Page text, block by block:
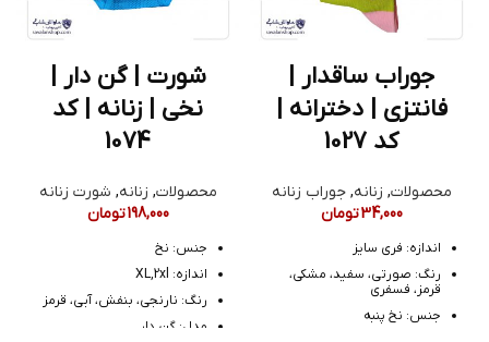
جوراب ساقدار |
فانتزی | دخترانه |
کد 1027
محصولات, زنانه,جوراب زنانه
34,000تومان
اندازه: فری سایز
رنگ: صورتی، سفید، مشکی،
قرمز، فسفری
جنس: نخ پنبه
شورت | گن دار |
نخی | زنانه | کد
1074
محصولات, زنانه, شورت زنانه
198,000تومان
جنس: نخ
اندازه: XL,2xl
رنگ: نارنجی، بنفش، آبی، قرمز
مدل: گن دار